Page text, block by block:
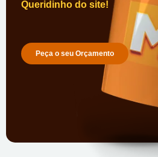
Queridinho do site!
Peça o seu Orçamento